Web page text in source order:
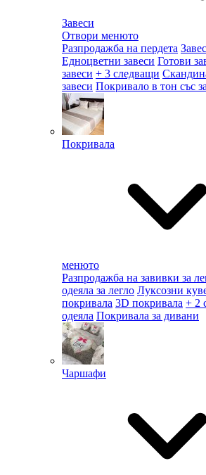
Завеси
Отвори менюто
Разпродажба на пердета
Едноцветни завеси Готови
завеси + 3 следващи
завеси Покривало в тон със
Покривала
менюто
Разпродажба на завивки за
одеяла за легло Луксозни
покривала 3D покривала + 2
одеяла Покривала за дивани
Чаршафи